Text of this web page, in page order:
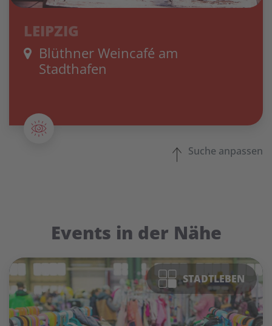
LEIPZIG
Blüthner Weincafé am
Stadthafen
Suche anpassen
Events in der Nähe
STADTLEBEN